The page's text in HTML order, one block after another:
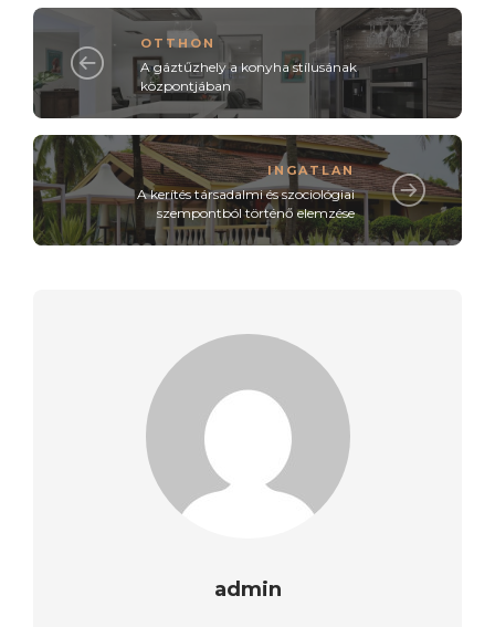
OTTHON
A gáztűzhely a konyha stílusának
központjában
INGATLAN
A kerítés társadalmi és szociológiai
szempontból történő elemzése
admin